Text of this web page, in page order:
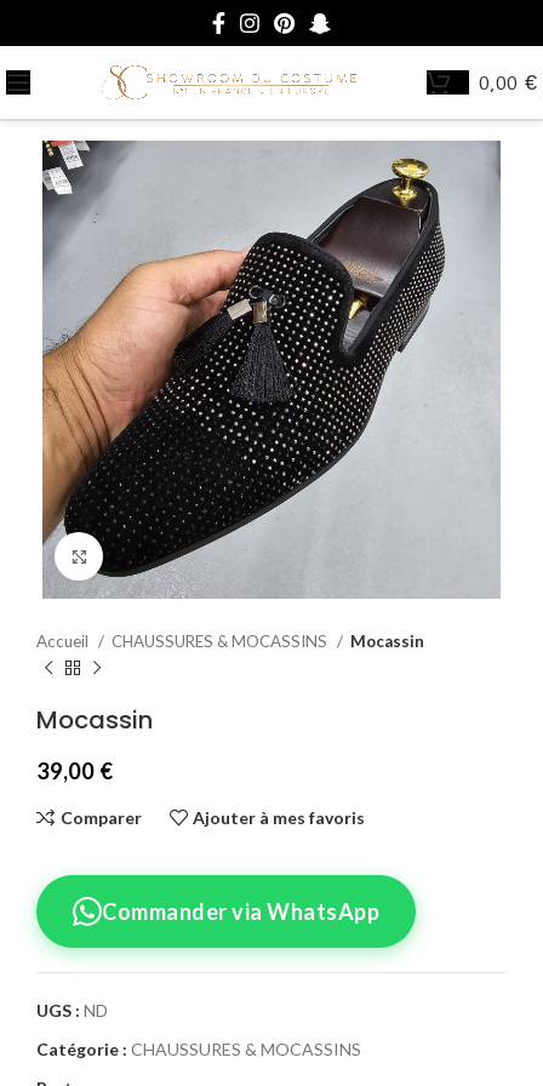
0,00 €
Agrandir
Accueil CHAUSSURES & MOCASSINS Mocassin
Mocassin
39,00 €
Comparer Ajouter à mes favoris
Commander via WhatsApp
UGS : ND
Catégorie : CHAUSSURES & MOCASSINS